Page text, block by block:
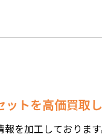
トを高価買取し
を加工しておりま